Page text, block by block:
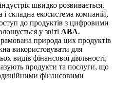
швидко розвивається.
і складна екосистема компаній,
до продуктів з цифровими
у звіті ABA.
природа цих продуктів
використовувати для
видів фінансової діяльності,
продукти та послуги, що
фінансовими